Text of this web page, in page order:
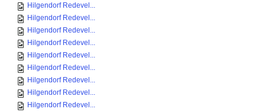
Hilgendorf Redevel...
Hilgendorf Redevel...
Hilgendorf Redevel...
Hilgendorf Redevel...
Hilgendorf Redevel...
Hilgendorf Redevel...
Hilgendorf Redevel...
Hilgendorf Redevel...
Hilgendorf Redevel...